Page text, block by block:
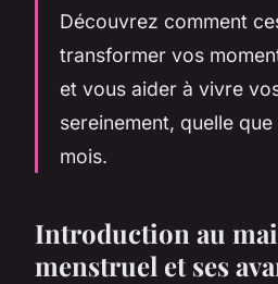
Découvrez comment
transformer vos
et vous aider à vivre
sereinement, quelle
mois.
Introduction au
menstruel et ses